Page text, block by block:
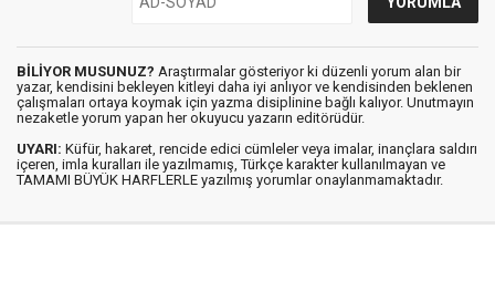
BİLİYOR MUSUNUZ? Araştırmalar gösteriyor ki düzenli yorum alan bir
yazar, kendisini bekleyen kitleyi daha iyi anlıyor ve kendisinden beklenen
çalışmaları ortaya koymak için yazma disiplinine bağlı kalıyor. Unutmayın
nezaketle yorum yapan her okuyucu yazarın editörüdür.
UYARI: Küfür, hakaret, rencide edici cümleler veya imalar, inançlara saldırı
içeren, imla kuralları ile yazılmamış, Türkçe karakter kullanılmayan ve
TAMAMI BÜYÜK HARFLERLE yazılmış yorumlar onaylanmamaktadır.